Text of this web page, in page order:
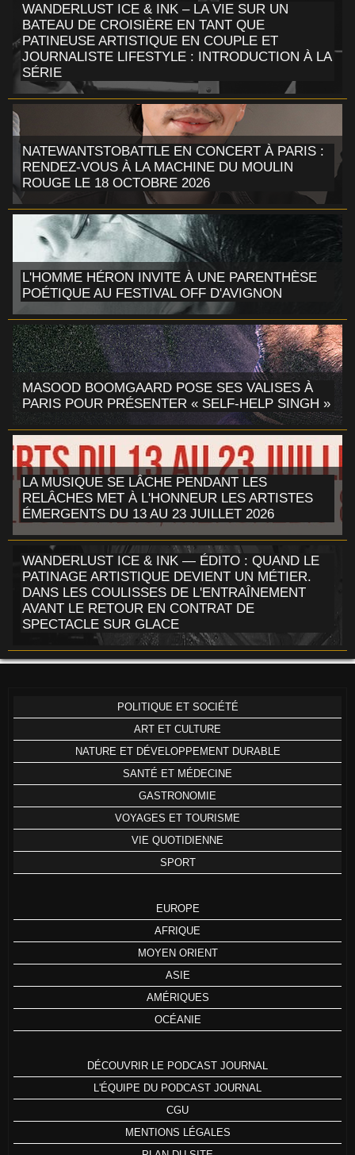
WANDERLUST ICE & INK – LA VIE SUR UN
BATEAU DE CROISIÈRE EN TANT QUE
PATINEUSE ARTISTIQUE EN COUPLE ET
JOURNALISTE LIFESTYLE : INTRODUCTION À LA
SÉRIE
NATEWANTSTOBATTLE EN CONCERT À PARIS :
RENDEZ-VOUS À LA MACHINE DU MOULIN
ROUGE LE 18 OCTOBRE 2026
L'HOMME HÉRON INVITE À UNE PARENTHÈSE
POÉTIQUE AU FESTIVAL OFF D'AVIGNON
MASOOD BOOMGAARD POSE SES VALISES À
PARIS POUR PRÉSENTER « SELF-HELP SINGH »
LA MUSIQUE SE LÂCHE PENDANT LES
RELÂCHES MET À L'HONNEUR LES ARTISTES
ÉMERGENTS DU 13 AU 23 JUILLET 2026
WANDERLUST ICE & INK — ÉDITO : QUAND LE
PATINAGE ARTISTIQUE DEVIENT UN MÉTIER.
DANS LES COULISSES DE L'ENTRAÎNEMENT
AVANT LE RETOUR EN CONTRAT DE
SPECTACLE SUR GLACE
POLITIQUE ET SOCIÉTÉ
ART ET CULTURE
NATURE ET DÉVELOPPEMENT DURABLE
SANTÉ ET MÉDECINE
GASTRONOMIE
VOYAGES ET TOURISME
VIE QUOTIDIENNE
SPORT
EUROPE
AFRIQUE
MOYEN ORIENT
ASIE
AMÉRIQUES
OCÉANIE
DÉCOUVRIR LE PODCAST JOURNAL
L'ÉQUIPE DU PODCAST JOURNAL
CGU
MENTIONS LÉGALES